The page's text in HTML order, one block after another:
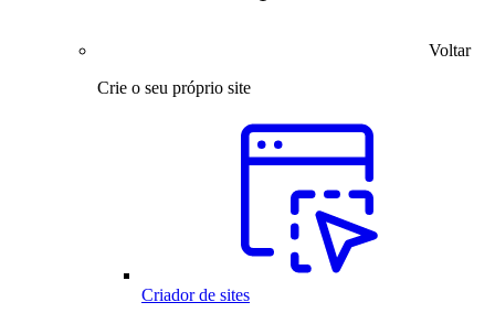
Voltar
Crie o seu próprio site
Criador de sites